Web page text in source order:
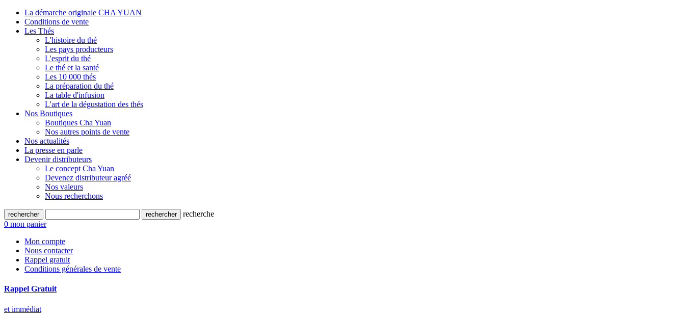
La démarche originale CHA YUAN
Conditions de vente
Les Thés
L'histoire du thé
Les pays producteurs
L'esprit du thé
Le thé et la santé
Les 10 000 thés
La préparation du thé
La table d'infusion
L'art de la dégustation des thés
Nos Boutiques
Boutiques Cha Yuan
Nos autres points de vente
Nos actualités
La presse en parle
Devenir distributeurs
Le concept Cha Yuan
Devenez distributeur agréé
Nos valeurs
Nous recherchons
recherche
0 mon panier
Mon compte
Nous contacter
Rappel gratuit
Conditions générales de vente
Rappel Gratuit
et immédiat